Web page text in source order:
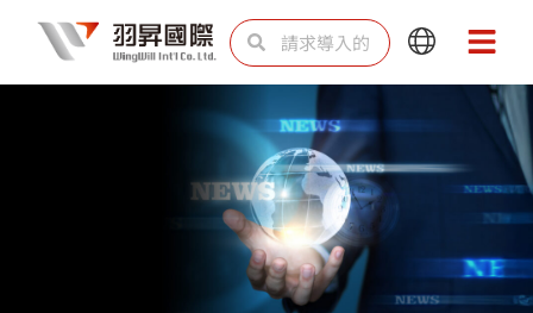
内
SearchSearch
Main
Menu
Main
Menu